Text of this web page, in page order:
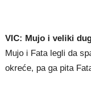
VIC: Mujo i veliki
Mujo i Fata legli da
okreće, pa ga pita